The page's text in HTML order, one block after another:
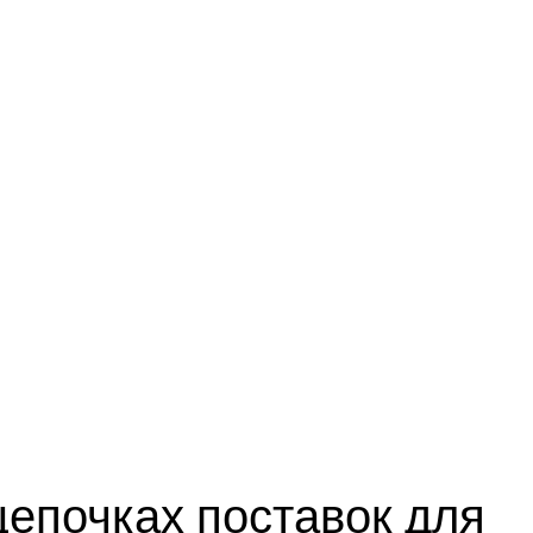
поставок для